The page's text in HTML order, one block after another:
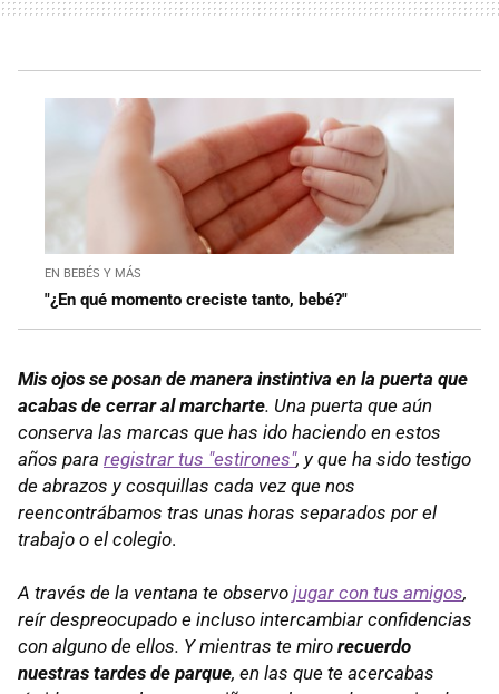
EN BEBÉS Y MÁS
"¿En qué momento creciste tanto, bebé?"
Mis ojos se posan de manera instintiva en la puerta que
acabas de cerrar al marcharte. Una puerta que aún
conserva las marcas que has ido haciendo en estos
años para registrar tus "estirones", y que ha sido testigo
de abrazos y cosquillas cada vez que nos
reencontrábamos tras unas horas separados por el
trabajo o el colegio.
A través de la ventana te observo jugar con tus amigos,
reír despreocupado e incluso intercambiar confidencias
con alguno de ellos. Y mientras te miro recuerdo
nuestras tardes de parque, en las que te acercabas